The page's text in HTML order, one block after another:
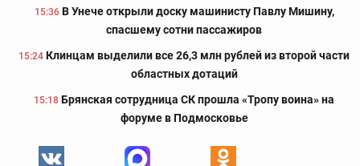
15:36 В Унече открыли доску машинисту Павлу Мишину,
спасшему сотни пассажиров
15:24 Клинцам выделили все 26,3 млн рублей из второй части
областных дотаций
15:18 Брянская сотрудница СК прошла «Тропу воина» на
форуме в Подмосковье